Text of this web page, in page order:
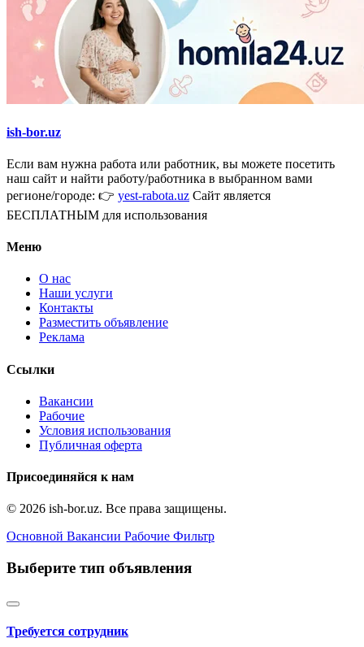
ish-bor.uz
Если вам нужна работа или работник, вы можете посетить
наш сайт и найти работу/работника в выбранном вами
регионе/городе: 👉 yest-rabota.uz Сайт является
БЕСПЛАТНЫМ для использования
Меню
О нас
Наши услуги
Контакты
Разместить объявление
Реклама
Ссылки
Вакансии
Рабочие
Условия использования
Публичная оферта
Присоединяйся к нам
© 2026 ish-bor.uz. Все права защищены.
Основной Вакансии Рабочие Фильтр
Выберите тип объявления
Требуется сотрудник